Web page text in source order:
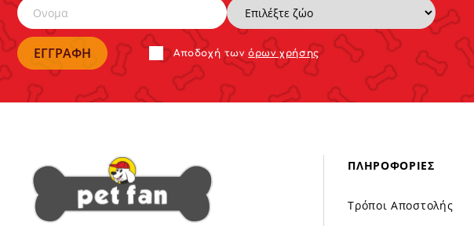
Αποδoχή τωνόρων χρήσης
ΠΛΗΡΟΦΟΡΊΕΣ
Τρόποι Αποστολής